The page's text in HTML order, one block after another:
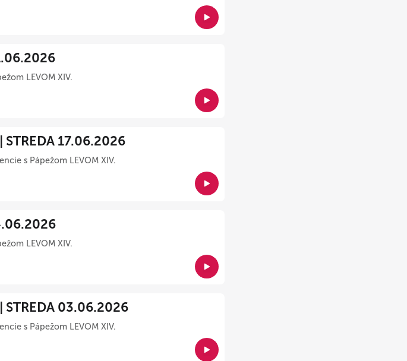
LEVOM XIV.
STREDA 17.06.2026
s Pápežom LEVOM XIV.
LEVOM XIV.
STREDA 03.06.2026
s Pápežom LEVOM XIV.